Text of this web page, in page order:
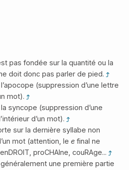
pas fondée sur la quantité ou la
doit donc pas parler de pied.
(suppression d’une lettre
mot).
la syncope (suppression d’une
d’un mot).
sur la dernière syllabe non
mot (attention, le e final ne
proCHAIne, couRAge...
une première partie